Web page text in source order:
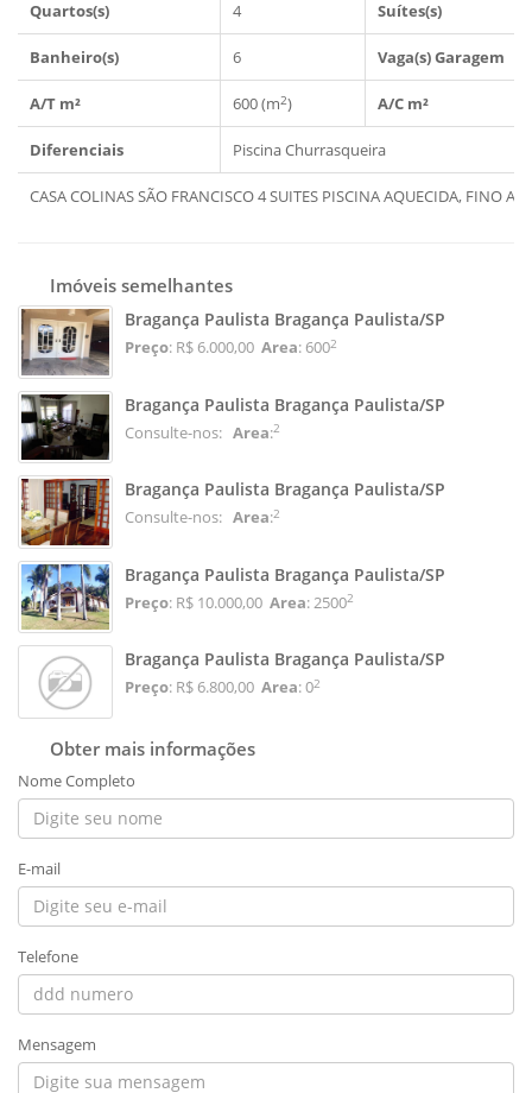
Quartos(s) 4 Suítes(s)
Banheiro(s) 6 Vaga(s) Garagem
A/T m² 600 (m2) A/C m²
Diferenciais PiscinaChurrasqueira
CASA COLINAS SÃO FRANCISCO 4 SUITES PISCINA AQUECIDA, FINO
Imóveis semelhantes
Bragança Paulista Bragança Paulista/SP
Preço: R$ 6.000,00 Area: 6002
Bragança Paulista Bragança Paulista/SP
Consulte-nos: Area:2
Bragança Paulista Bragança Paulista/SP
Consulte-nos: Area:2
Bragança Paulista Bragança Paulista/SP
Preço: R$ 10.000,00 Area: 25002
Bragança Paulista Bragança Paulista/SP
Preço: R$ 6.800,00 Area: 02
Obter mais informações
Nome Completo
E-mail
Telefone
Mensagem